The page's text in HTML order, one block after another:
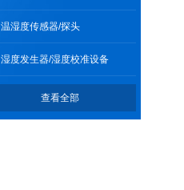
温湿度传感器/探头
湿度发生器/湿度校准设备
查看全部